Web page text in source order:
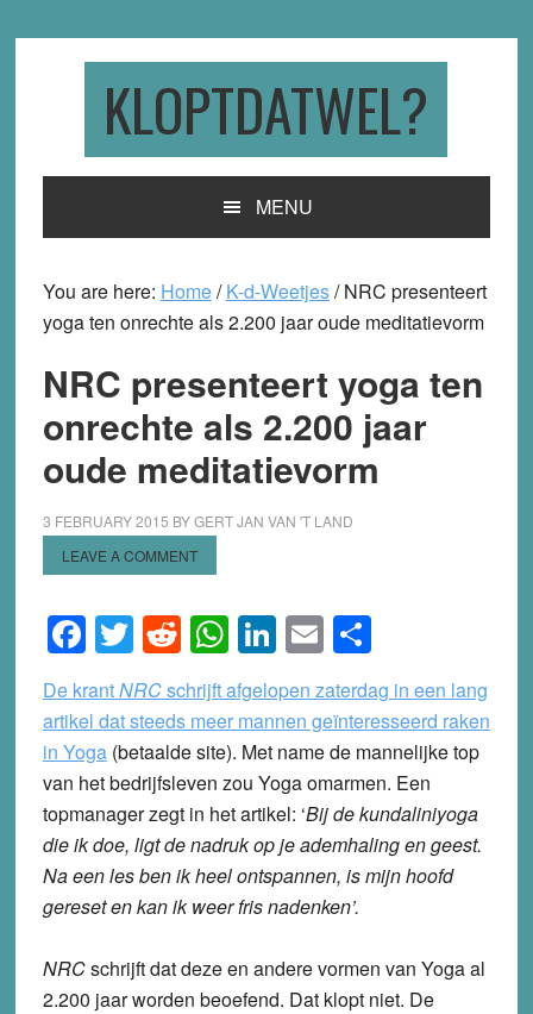
KLOPTDATWEL?
MENU
You are here: Home/ K-d-Weetjes/NRC presenteert
yoga ten onrechte als 2.200 jaar oude meditatievorm
NRC presenteert yoga ten
onrechte als 2.200 jaar
oude meditatievorm
3 FEBRUARY 2015 BYGERT JAN VAN 'T LAND
LEAVE A COMMENT
Facebook
Twitter
Reddit
WhatsApp
LinkedIn
EmailShare
De krantNRCschrijft afgelopen zaterdag in een lang
artikel dat steeds meer mannen geïnteresseerd raken
in Yoga(betaalde site). Met name de mannelijke top
van het bedrijfsleven zou Yoga omarmen. Een
topmanager zegt in het artikel: ‘Bij de kundaliniyoga
die ik doe, ligt de nadruk op je ademhaling en geest.
Na een les ben ik heel ontspannen, is mijn hoofd
gereset en kan ik weer fris nadenken’.
NRCschrijft dat deze en andere vormen van Yoga al
2.200 jaar worden beoefend. Dat klopt niet. De